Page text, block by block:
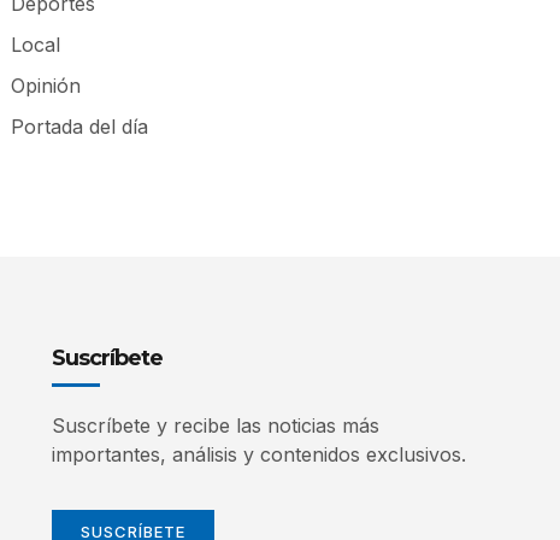
Local
Opinión
Portada del día
Suscríbete
Suscríbete y recibe las noticias más
importantes, análisis y contenidos exclusivos.
SUSCRÍBETE